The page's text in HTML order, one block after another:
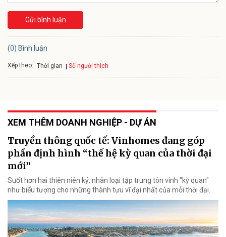
Gửi bình luận
(0) Bình luận
Xếp theo: Thời gian Số người thích
XEM THÊM DOANH NGHIỆP - DỰ ÁN
Truyền thông quốc tế: Vinhomes đang góp
phần định hình “thế hệ kỳ quan của thời đại
mới”
Suốt hơn hai thiên niên kỷ, nhân loại tập trung tôn vinh "kỳ quan"
như biểu tượng cho những thành tựu vĩ đại nhất của mỗi thời đại.